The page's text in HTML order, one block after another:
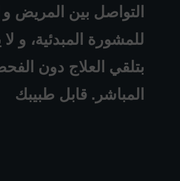
التواصل بين المريض
للمشورة المبدئية، و
بتلقي العلاج دون
المباشر. قابل طبيبك